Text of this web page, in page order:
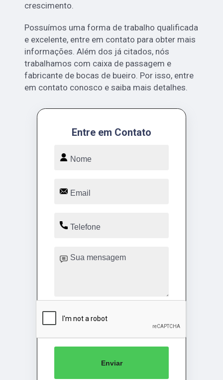
crescimento.
Possuímos uma forma de trabalho qualificada
e excelente, entre em contato para obter mais
informações. Além dos já citados, nós
trabalhamos com caixa de passagem e
fabricante de bocas de bueiro. Por isso, entre
em contato conosco e saiba mais detalhes.
Entre em Contato
Enviar